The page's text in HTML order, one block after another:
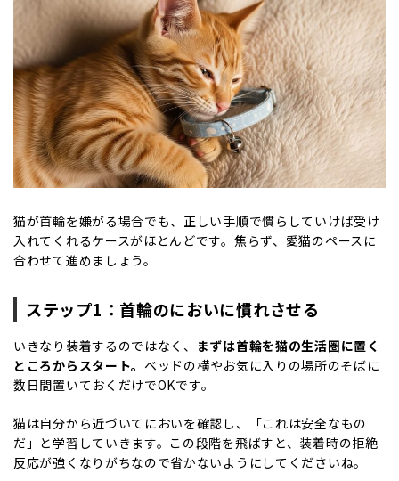
猫が首輪を嫌がる場合でも、正しい手順で慣らしていけば受け
入れてくれるケースがほとんどです。焦らず、愛猫のペースに
合わせて進めましょう。
ステップ1 ：首輪のにおいに慣れさせる
いきなり装着するのではなく、 まずは首輪を猫の生活圏に置く
ところからスタート。 ベッドの横やお気に入りの場所のそばに
数日間置いておくだけでOKです。
猫は自分から近づいてにおいを確認し、「これは安全なもの
だ」と学習していきます。この段階を飛ばすと、装着時の拒絶
反応が強くなりがちなので省かないようにしてくださいね。